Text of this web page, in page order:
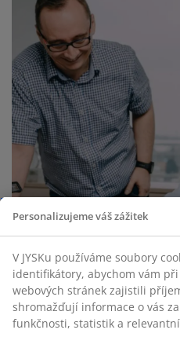
Personalizujeme váš zážitek
V JYSKu používáme soubory
identifikátory, abychom vám
webových stránek zajistili
shromažďují informace o vás
funkčnosti, statistik a